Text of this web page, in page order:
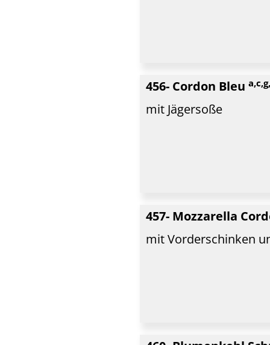
456- Cordon Bleu
mit Jägersoße
457- Mozzarella
mit Vorderschinken